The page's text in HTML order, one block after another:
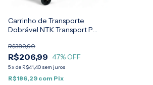
Carrinho de Transporte
Dobrável NTK Transport P
R$206,99
R$389,90
47% OFF
5x de R$41,40 sem juros
R$186,29 com Pix